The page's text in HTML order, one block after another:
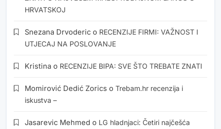
HRVATSKOJ
Snezana Drvoderic o RECENZIJE FIRMI: VAŽNOST I
UTJECAJ NA POSLOVANJE
Kristina o RECENZIJE BIPA: SVE ŠTO TREBATE ZNATI
Momirović Dedić Zorics o Trebam.hr recenzija i
iskustva –
Jasarevic Mehmed o LG hladnjaci: Četiri najčešća